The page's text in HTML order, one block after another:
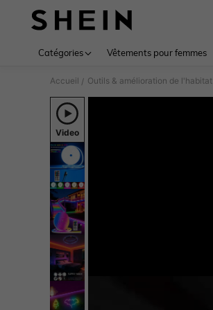
Catégories Vêtements pour femmes
Accueil / Outils & amélioration de l'habitat
Video